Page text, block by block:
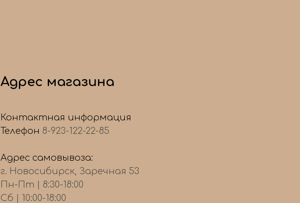
Адрес магазина
Контактная информация
Телефон 8-923-122-22-85
Адрес самовывоза:
г. Новосибирск, Заречная 53
Пн-Пт | 8:30-18:00
Сб | 10:00-18:00